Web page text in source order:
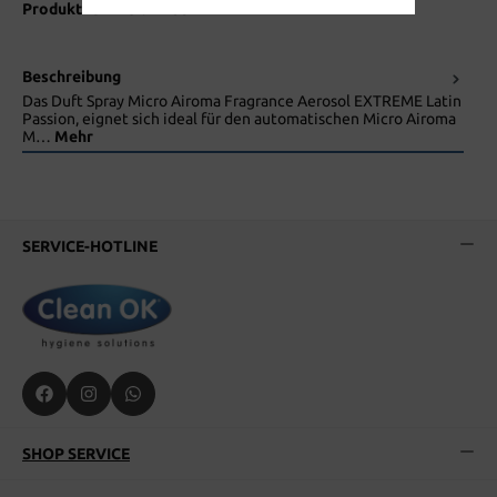
Produktnummer:
Beschreibung
Das Duft Spray Micro Airoma Fragrance Aerosol EXTREME Latin
Passion, eignet sich ideal für den automatischen Micro Airoma
M… Mehr
SERVICE-HOTLINE
SHOP SERVICE